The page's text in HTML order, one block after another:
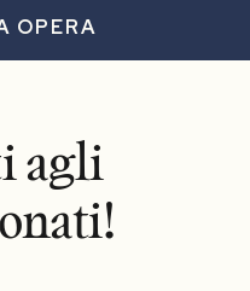
OPERA
agli